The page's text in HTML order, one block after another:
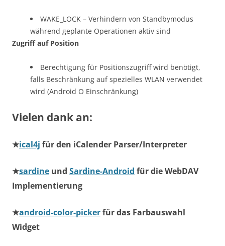
WAKE_LOCK – Verhindern von Standbymodus
während geplante Operationen aktiv sind
Zugriff auf Position
Berechtigung für Positionszugriff wird benötigt,
falls Beschränkung auf spezielles WLAN verwendet
wird (Android O Einschränkung)
Vielen dank an:
★ical4j für den iCalender Parser/Interpreter
★sardine und Sardine-Android für die WebDAV
Implementierung
★android-color-pickerfür das Farbauswahl
Widget